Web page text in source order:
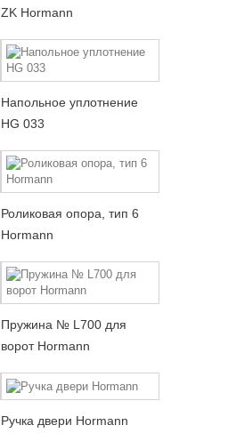
ZK Hormann
Напольное уплотнение
HG 033
Роликовая опора, тип 6
Hormann
Пружина № L700 для
ворот Hormann
Ручка двери Hormann